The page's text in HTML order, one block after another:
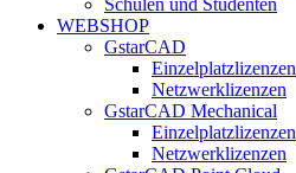
Schulen und Studenten
WEBSHOP
GstarCAD
Einzelplatzlizenzen
Netzwerklizenzen
GstarCAD Mechanical
Einzelplatzlizenzen
Netzwerklizenzen